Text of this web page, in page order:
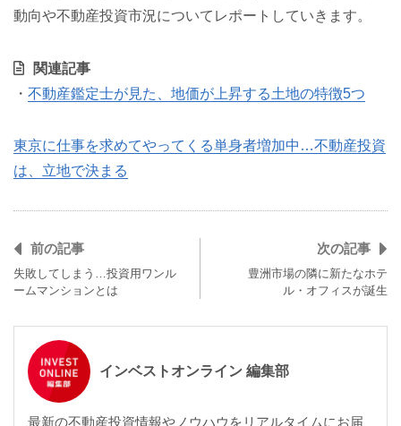
動向や不動産投資市況についてレポートしていきます。
関連記事
・ 不動産鑑定士が見た、地価が上昇する土地の特徴5つ
東京に仕事を求めてやってくる単身者増加中…不動産投資
は、立地で決まる
前の記事
失敗してしまう…投資用ワンル
ームマンションとは
次の記事
豊洲市場の隣に新たなホテ
ル・オフィスが誕生
インベストオンライン 編集部
最新の不動産投資情報やノウハウをリアルタイムにお届